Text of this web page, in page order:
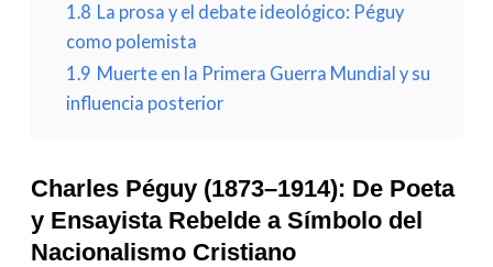
1.8 La prosa y el debate ideológico: Péguy
como polemista
1.9 Muerte en la Primera Guerra Mundial y su
influencia posterior
Charles Péguy (1873–1914): De Poeta
y Ensayista Rebelde a Símbolo del
Nacionalismo Cristiano